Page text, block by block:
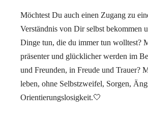
Möchtest Du auch einen Zugang zu
Verständnis von Dir selbst bekommen
Dinge tun, die du immer tun wolltest?
präsenter und glücklicher werden im
und Freunden, in Freude und Trauer?
leben, ohne Selbstzweifel, Sorgen,
Orientierungslosigkeit.🤍